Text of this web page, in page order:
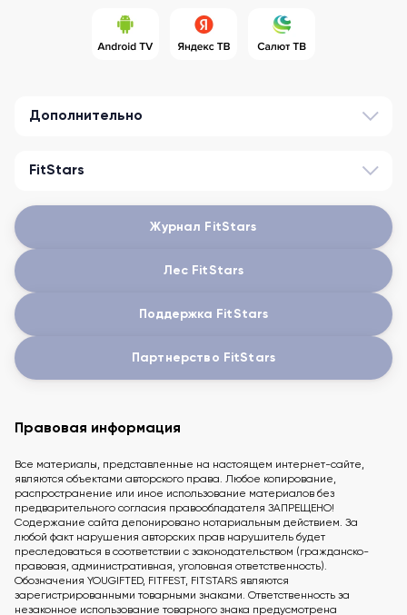
Дополнительно
FitStars
Журнал FitStars
Лес FitStars
Поддержка FitStars
Партнерство FitStars
Правовая информация
Все материалы, представленные на настоящем интернет-сайте,
являются объектами авторского права. Любое копирование,
распространение или иное использование материалов без
предварительного согласия правообладателя ЗАПРЕЩЕНО!
Содержание сайта депонировано нотариальным действием. За
любой факт нарушения авторских прав нарушитель будет
преследоваться в соответствии с законодательством (гражданско-
правовая, административная, уголовная ответственность).
Обозначения YOUGIFTED, FITFEST, FITSTARS являются
зарегистрированными товарными знаками. Ответственность за
незаконное использование товарного знака предусмотрена